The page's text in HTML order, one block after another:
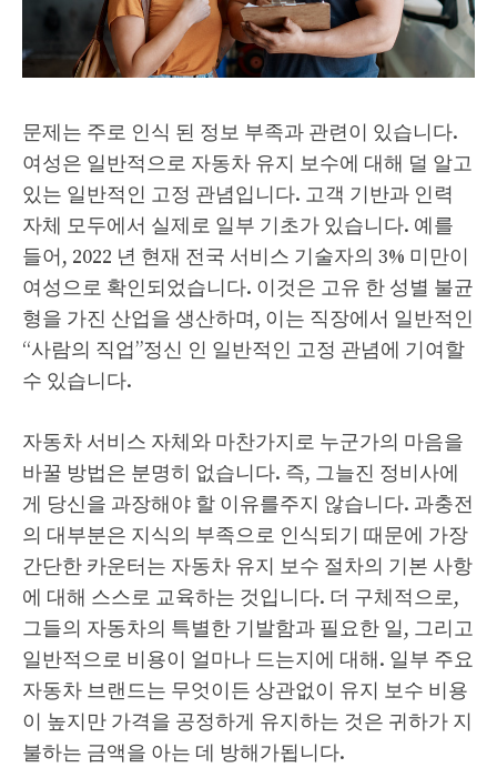
문제는 주로 인식 된 정보 부족과 관련이 있습니다.
여성은 일반적으로 자동차 유지 보수에 대해 덜 알고
있는 일반적인 고정 관념입니다. 고객 기반과 인력
자체 모두에서 실제로 일부 기초가 있습니다. 예를
들어, 2022 년 현재 전국 서비스 기술자의 3% 미만이
여성으로 확인되었습니다. 이것은 고유 한 성별 불균
형을 가진 산업을 생산하며, 이는 직장에서 일반적인
“사람의 직업”정신 인 일반적인 고정 관념에 기여할
수 있습니다.
자동차 서비스 자체와 마찬가지로 누군가의 마음을
바꿀 방법은 분명히 없습니다. 즉, 그늘진 정비사에
게 당신을 과장해야 할 이유를주지 않습니다. 과충전
의 대부분은 지식의 부족으로 인식되기 때문에 가장
간단한 카운터는 자동차 유지 보수 절차의 기본 사항
에 대해 스스로 교육하는 것입니다. 더 구체적으로,
그들의 자동차의 특별한 기발함과 필요한 일, 그리고
일반적으로 비용이 얼마나 드는지에 대해. 일부 주요
자동차 브랜드는 무엇이든 상관없이 유지 보수 비용
이 높지만 가격을 공정하게 유지하는 것은 귀하가 지
불하는 금액을 아는 데 방해가됩니다.